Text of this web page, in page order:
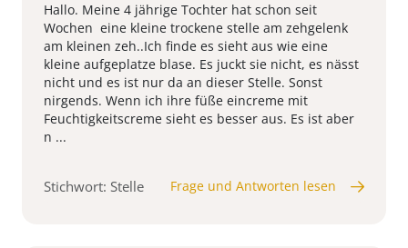
Hallo. Meine 4 jährige Tochter hat schon seit
Wochen eine kleine trockene stelle am zehgelenk
am kleinen zeh..Ich finde es sieht aus wie eine
kleine aufgeplatze blase. Es juckt sie nicht, es nässt
nicht und es ist nur da an dieser Stelle. Sonst
nirgends. Wenn ich ihre füße eincreme mit
Feuchtigkeitscreme sieht es besser aus. Es ist aber
n ...
Stichwort: Stelle Frage und Antworten lesen